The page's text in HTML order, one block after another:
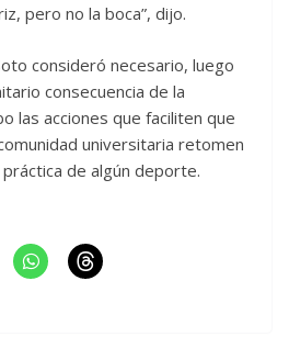
pero no la boca”, dijo.
consideró necesario, luego
consecuencia de la
las acciones que faciliten que
universitaria retomen
de algún deporte.